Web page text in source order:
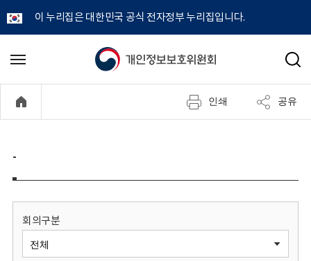
이 누리집은 대한민국 공식 전자정부 누리집입니다.
개
정
보
메
기
검
인쇄 공유
-
회의구분